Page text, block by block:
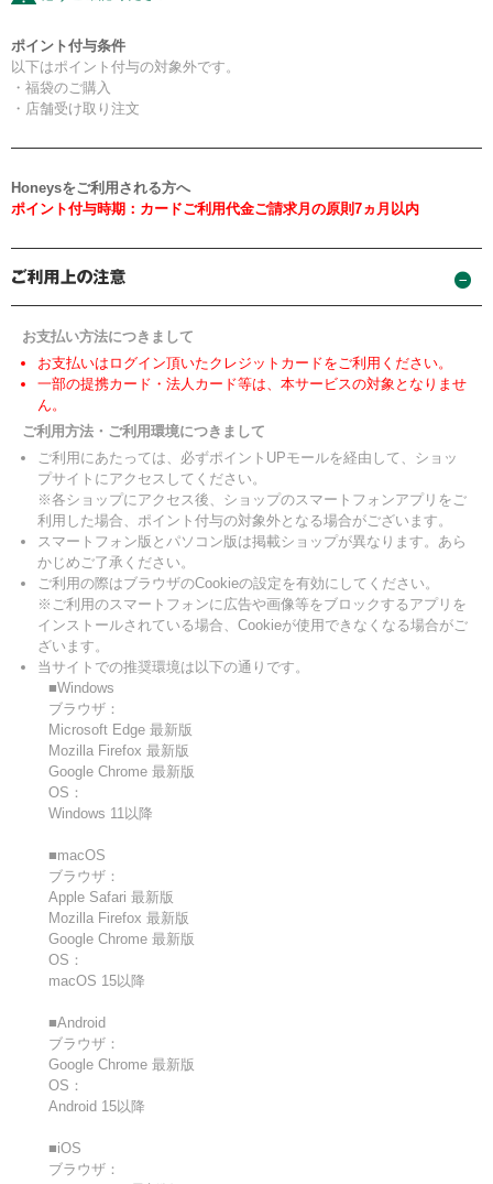
ポイント付与条件
以下はポイント付与の対象外です。
・福袋のご購入
・店舗受け取り注文
Honeysをご利用される方へ
ポイント付与時期：カードご利用代金ご請求月の原則7ヵ月以内
お支払い方法につきまして
お支払いはログイン頂いたクレジットカードをご利用ください。
一部の提携カード・法人カード等は、本サービスの対象となりませ
ん。
ご利用方法・ご利用環境につきまして
ご利用にあたっては、必ずポイントUPモールを経由して、ショッ
プサイトにアクセスしてください。
※各ショップにアクセス後、ショップのスマートフォンアプリをご
利用した場合、ポイント付与の対象外となる場合がございます。
スマートフォン版とパソコン版は掲載ショップが異なります。あら
かじめご了承ください。
ご利用の際はブラウザのCookieの設定を有効にしてください。
※ご利用のスマートフォンに広告や画像等をブロックするアプリを
インストールされている場合、Cookieが使用できなくなる場合がご
ざいます。
当サイトでの推奨環境は以下の通りです。
■Windows
ブラウザ：
Microsoft Edge 最新版
Mozilla Firefox 最新版
Google Chrome 最新版
OS：
Windows 11以降
■macOS
ブラウザ：
Apple Safari 最新版
Mozilla Firefox 最新版
Google Chrome 最新版
OS：
macOS 15以降
■Android
ブラウザ：
Google Chrome 最新版
OS：
Android 15以降
■iOS
ブラウザ：